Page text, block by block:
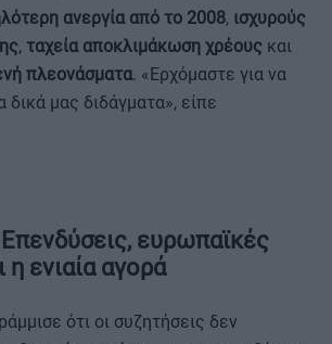
ανεργία από το 2008, ισχυρούς
, ταχεία αποκλιμάκωση χρέους και
πλεονάσματα. «Ερχόμαστε για να
μας διδάγματα», είπε
ευρωπαϊκές
η ενιαία αγορά
ότι οι συζητήσεις δεν